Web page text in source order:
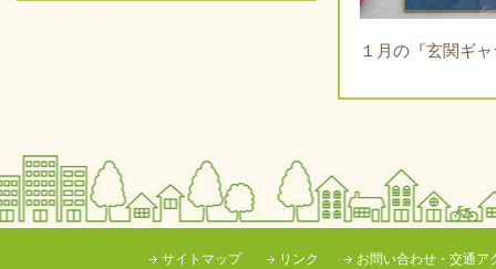
１月の『玄関ギ
サイトマップ リンク お問い合わせ・交通ア